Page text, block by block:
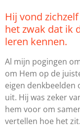
Hij vond
het zwak dat ik
leren kennen.
Al mijn pogingen
om Hem op de
eigen denkbeelden
uit. Hij was zeker
hem voor om
vertellen hoe het